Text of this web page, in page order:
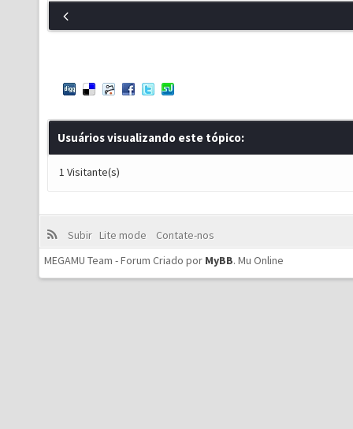
Usuários visualizando este tópico:
1 Visitante(s)
Subir Lite mode
Contate-nos
MEGAMU Team - Forum Criado por MyBB. Mu Online